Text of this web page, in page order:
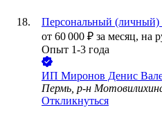
Персональный (личный)
от 60 000 ₽ за месяц, на
Опыт 1-3 года
ИП Миронов Денис
Пермь, р-н
Откликнуться